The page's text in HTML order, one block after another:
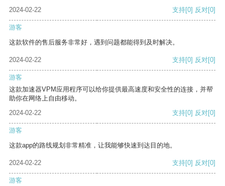
2024-02-22
支持[0] 反对[0]
游客
这款软件的售后服务非常好，遇到问题都能得到及时解决。
2024-02-22 支持[0] 反对[0]
游客
这款加速器VPM应用程序可以给你提供最高速度和安全性的连接，并帮
助你在网络上自由移动。
2024-02-22
支持[0] 反对[0]
游客
这款app的路线规划非常精准，让我能够快速到达目的地。
2024-02-22 支持[0] 反对[0]
游客